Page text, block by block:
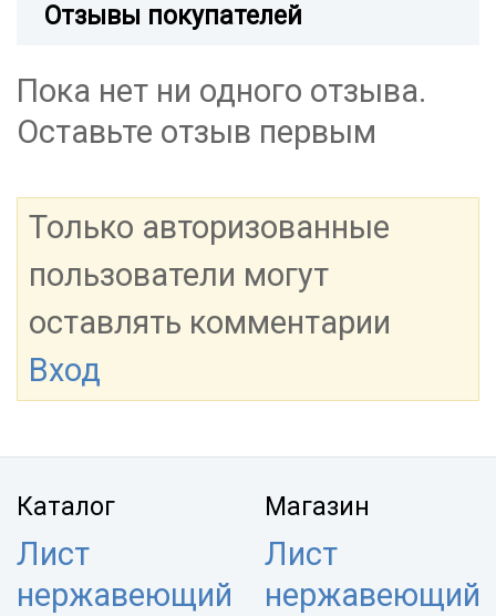
Отзывы покупателей
Пока нет ни одного отзыва.
Оставьте отзыв первым
Только авторизованные
пользователи могут
оставлять комментарии
Вход
Каталог
Лист
нержавеющий
Магазин
Лист
нержавеющий